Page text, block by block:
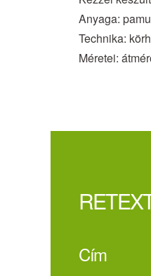
Anyaga:
Technika:
Méretei:
Cím